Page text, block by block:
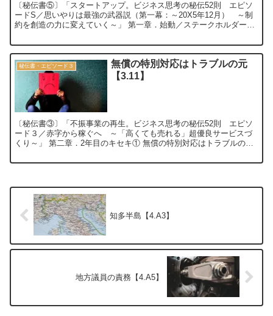
〔秘伝書⑤〕「スタートアップ。ビジネス思考の秘伝52則 エピソ
ードS／思いやりは最強の武器説（第一幕：～20X5年12月） ～制
約を創造の力に変えていく～」 第一章．始動／ステークホルダーと
秘伝書・エピソード３
無償の特別対応はトラブルの元
【3.11】
〔秘伝書③〕「不振事業の再生。ビジネス思考の秘伝52則 エピソ
ード３／赤字から稼ぐへ ～「高くても売れる」超優良サービスづ
くり～」 第二章．2年目のキセキ① 無償の特別対応はトラブルの
知多半島【4.A3】
地方議員の責務【4.A5】